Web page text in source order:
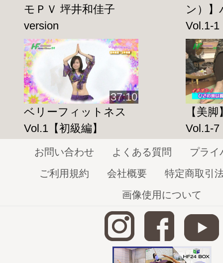
ヒップツイスト
ヒップアタック（ヒップシミー）
ヒップのアップ
ビッグサークル（アレンジ）
ヒップのダウン
アラベスク
前後ステップ
http://home-fitness24.jp/477
ベリーフィットネスVol.2
http://home-fitness24.jp/1250
※現在表
モＰＶ 坪井和佳子
version
ン）
Vol.1-1
37:10
ベリーフィットネス
Vol.1【初級編】
【美
Vol.1-7
お問い合わせ よくある質問
プライ
ご利用規約
会社概要
特定商取引
画像使用について